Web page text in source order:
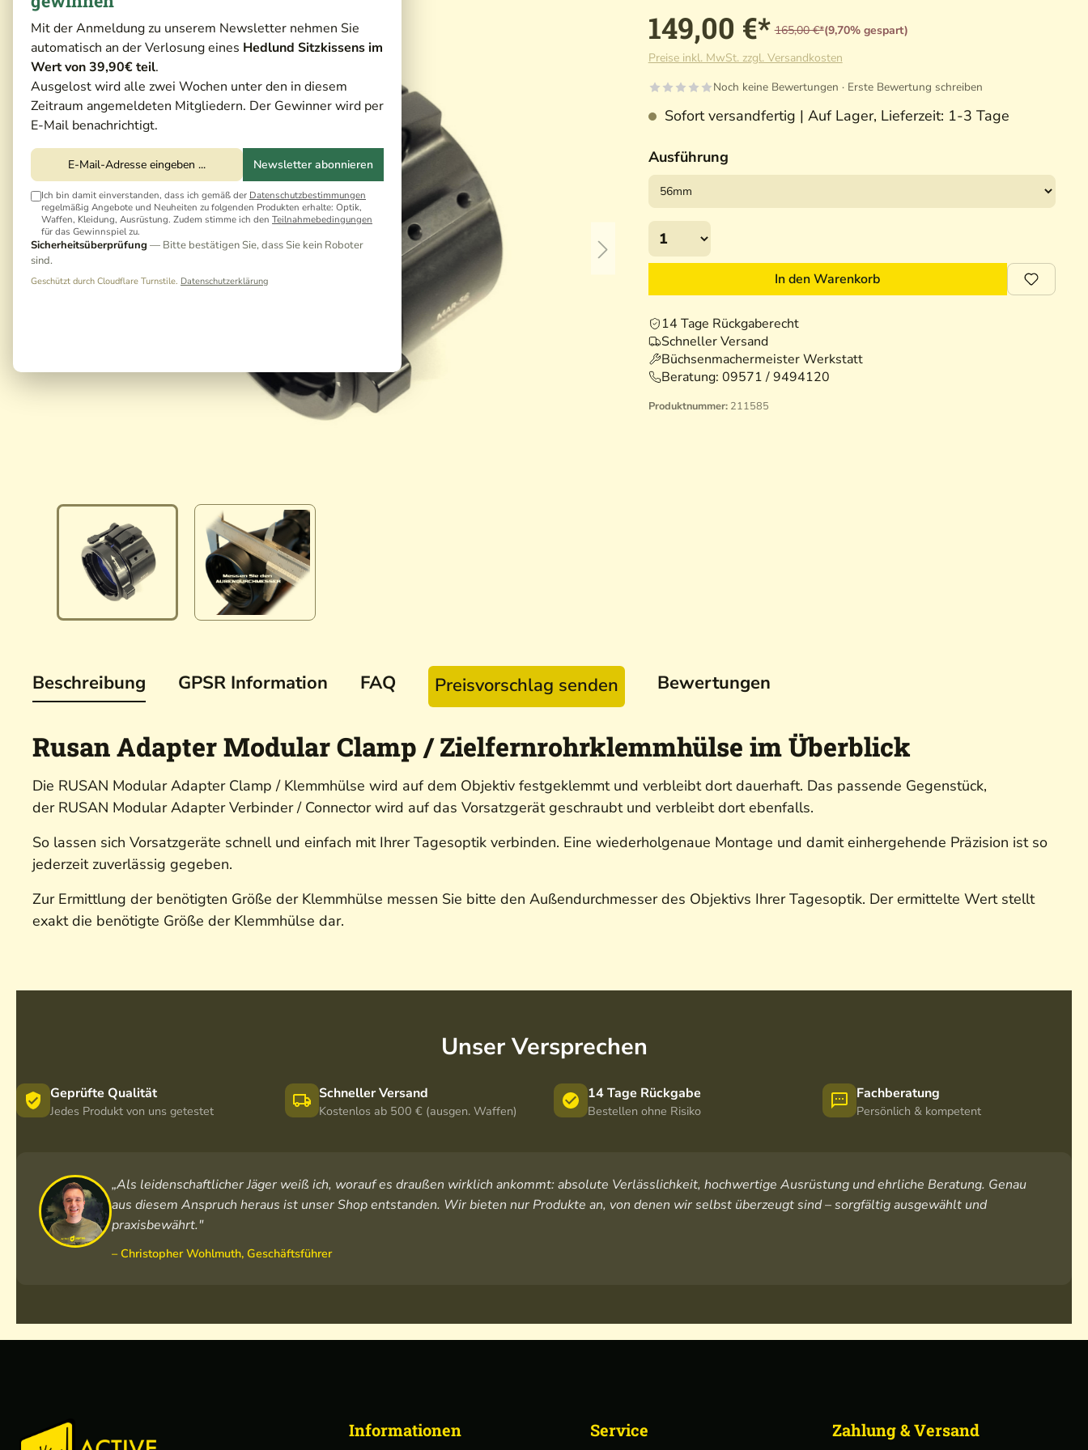
Mit der Anmeldung zu unserem Newsletter nehmen Sie
automatisch an der Verlosung eines Hedlund Sitzkissens im
Wert von 39,90€ teil.
Ausgelost wird alle zwei Wochen unter den in diesem
Zeitraum angemeldeten Mitgliedern. Der Gewinner wird per
E-Mail benachrichtigt.
Newsletter abonnieren
Ich bin damit einverstanden, dass ich gemäß der Datenschutzbestimmungen
regelmäßig Angebote und Neuheiten zu folgenden Produkten erhalte: Optik,
Waffen, Kleidung, Ausrüstung. Zudem stimme ich den Teilnahmebedingungen
für das Gewinnspiel zu.
Sicherheitsüberprüfung — Bitte bestätigen Sie, dass Sie kein Roboter
sind.
Geschützt durch Cloudflare Turnstile. Datenschutzerklärung
149,00 €* 165,00 €*(9,70% gespart)
Preise inkl. MwSt. zzgl. Versandkosten
Noch keine Bewertungen · Erste Bewertung schreiben
Sofort versandfertig | Auf Lager, Lieferzeit: 1-3 Tage
Ausführung
In den Warenkorb
14 Tage Rückgaberecht
Schneller Versand
Büchsenmachermeister Werkstatt
Beratung: 09571 / 9494120
Produktnummer: 211585
Beschreibung GPSR Information FAQ Preisvorschlag senden Bewertungen
Rusan Adapter Modular Clamp / Zielfernrohrklemmhülse im Überblick
Die RUSAN Modular Adapter Clamp / Klemmhülse wird auf dem Objektiv festgeklemmt und verbleibt dort dauerhaft. Das passende Gegenstück,
der RUSAN Modular Adapter Verbinder / Connector wird auf das Vorsatzgerät geschraubt und verbleibt dort ebenfalls.
So lassen sich Vorsatzgeräte schnell und einfach mit Ihrer Tagesoptik verbinden. Eine wiederholgenaue Montage und damit einhergehende Präzision ist so
jederzeit zuverlässig gegeben.
Zur Ermittlung der benötigten Größe der Klemmhülse messen Sie bitte den Außendurchmesser des Objektivs Ihrer Tagesoptik. Der ermittelte Wert stellt
exakt die benötigte Größe der Klemmhülse dar.
Unser Versprechen
Geprüfte Qualität
Jedes Produkt von uns getestet
Schneller Versand
Kostenlos ab 500 € (ausgen. Waffen)
14 Tage Rückgabe
Bestellen ohne Risiko
Fachberatung
Persönlich & kompetent
„Als leidenschaftlicher Jäger weiß ich, worauf es draußen wirklich ankommt: absolute Verlässlichkeit, hochwertige Ausrüstung und ehrliche Beratung. Genau
aus diesem Anspruch heraus ist unser Shop entstanden. Wir bieten nur Produkte an, von denen wir selbst überzeugt sind – sorgfältig ausgewählt und
praxisbewährt."
– Christopher Wohlmuth, Geschäftsführer
Informationen Service Zahlung & Versand